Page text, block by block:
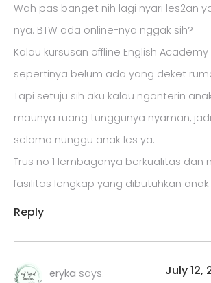
Wah pas banget nih lagi nyari les2an
nya. BTW ada online-nya nggak sih?
Kalau kursusan offline English
sepertinya belum ada yang deket
Tapi setuju sih aku kalau nganterin
maunya ruang tunggunya nyaman,
selama nunggu anak les ya.
Trus no 1 lembaganya berkualitas dan
fasilitas lengkap yang dibutuhkan
Reply
eryka says: July 12,